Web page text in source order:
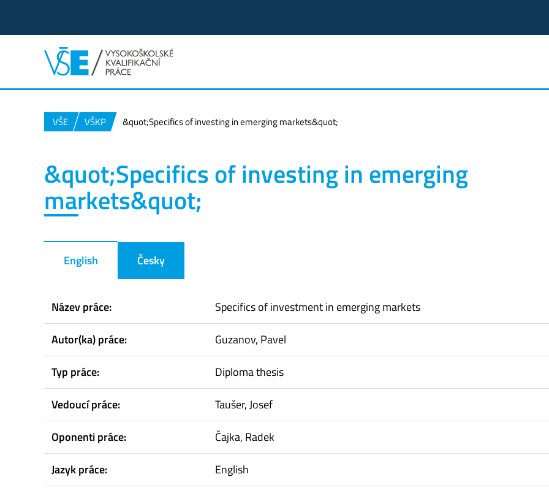
VŠE VŠKP &quot;Specifics of investing in emerging markets&quot;
&quot;Specifics of investing in emerging
markets&quot;
English Česky
Název práce:
Specifics of investment in emerging markets
Autor(ka) práce:
Guzanov, Pavel
Typ práce:
Diploma thesis
Vedoucí práce:
Taušer, Josef
Oponenti práce:
Čajka, Radek
Jazyk práce:
English